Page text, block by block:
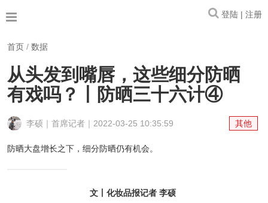
登陆 | 注册
首页 / 数据
从头发到嘴唇，这些细分防晒
有戏吗？丨防晒三十六计④
李硕｜首席记者｜2022-03-25 10:35:59 其他
防晒大盘增长之下，细分防晒仍有机会。
文丨化妆品报记者 李硕